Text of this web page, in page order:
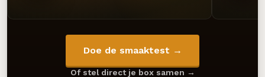
Doe de smaaktest →
Of stel direct je box samen →